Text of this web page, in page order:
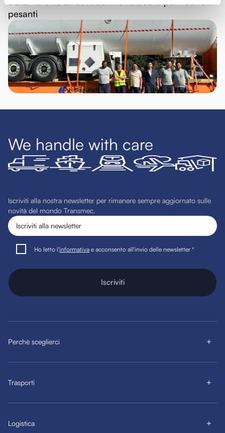
pesanti
We handle with care
Iscriviti alla nostra newsletter per rimanere sempre aggiornato sulle
novità del mondo Transmec.
Ho letto l'informativa e acconsento all'invio delle newsletter *
Iscriviti
Perchè sceglierci
Trasporti
Logistica